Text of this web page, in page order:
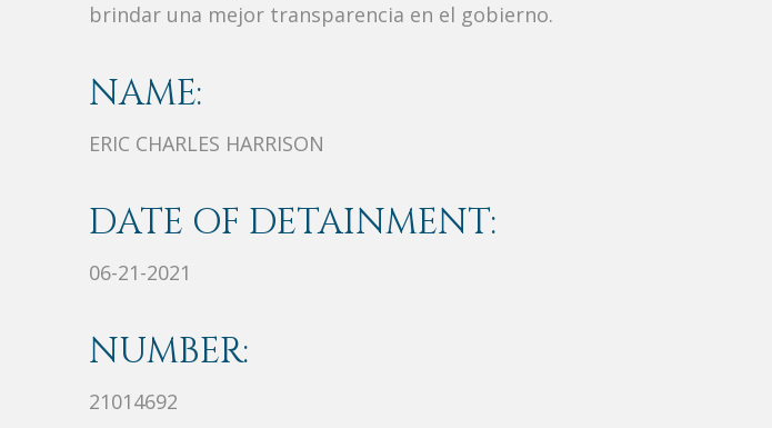
brindar una mejor transparencia en el gobierno.
NAME:
ERIC CHARLES HARRISON
DATE OF DETAINMENT:
06-21-2021
NUMBER:
21014692